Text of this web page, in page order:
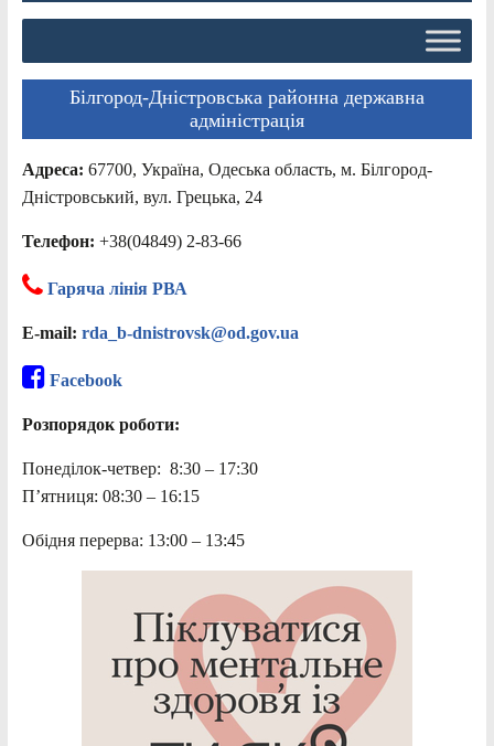
Білгород-Дністровська районна державна
адміністрація
Адреса: 67700, Україна, Одеська область, м. Білгород-
Дністровський, вул. Грецька, 24
Телефон: +38(04849) 2-83-66
Гаряча лінія РВА
E-mail: rda_b-dnistrovsk@od.gov.ua
Facebook
Розпорядок роботи:
Понеділок-четвер: 8:30 – 17:30
П’ятниця: 08:30 – 16:15
Обідня перерва: 13:00 – 13:45